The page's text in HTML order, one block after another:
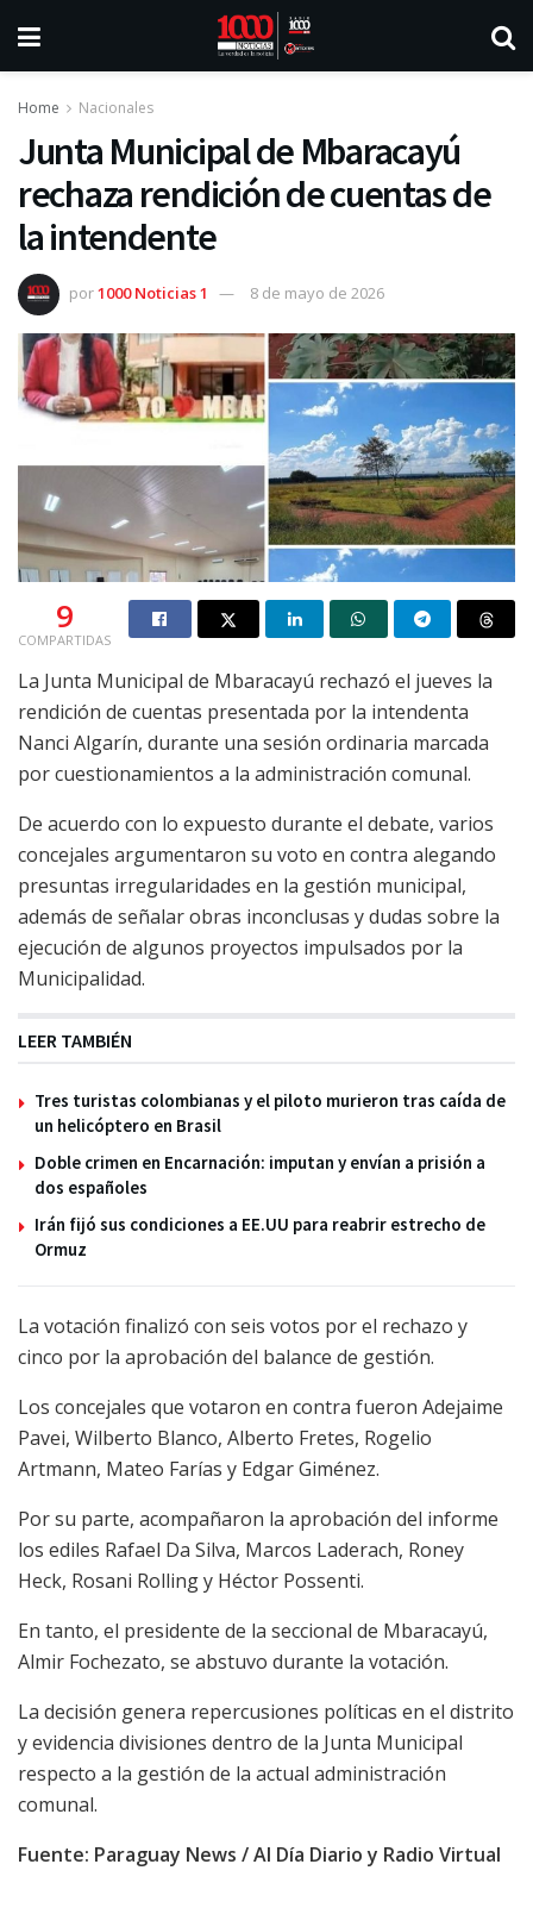
Home Nacionales
Junta Municipal de Mbaracayú
rechaza rendición de cuentas de
la intendente
por1000 Noticias 1 8 de mayo de 2026
9
COMPARTIDAS
La Junta Municipal de Mbaracayú rechazó el jueves la
rendición de cuentas presentada por la intendenta
Nanci Algarín, durante una sesión ordinaria marcada
por cuestionamientos a la administración comunal.
De acuerdo con lo expuesto durante el debate, varios
concejales argumentaron su voto en contra alegando
presuntas irregularidades en la gestión municipal,
además de señalar obras inconclusas y dudas sobre la
ejecución de algunos proyectos impulsados por la
Municipalidad.
LEER TAMBIÉN
Tres turistas colombianas y el piloto murieron tras caída de
un helicóptero en Brasil
Doble crimen en Encarnación: imputan y envían a prisión a
dos españoles
Irán fijó sus condiciones a EE.UU para reabrir estrecho de
Ormuz
La votación finalizó con seis votos por el rechazo y
cinco por la aprobación del balance de gestión.
Los concejales que votaron en contra fueron Adejaime
Pavei, Wilberto Blanco, Alberto Fretes, Rogelio
Artmann, Mateo Farías y Edgar Giménez.
Por su parte, acompañaron la aprobación del informe
los ediles Rafael Da Silva, Marcos Laderach, Roney
Heck, Rosani Rolling y Héctor Possenti.
En tanto, el presidente de la seccional de Mbaracayú,
Almir Fochezato, se abstuvo durante la votación.
La decisión genera repercusiones políticas en el distrito
y evidencia divisiones dentro de la Junta Municipal
respecto a la gestión de la actual administración
comunal.
Fuente: Paraguay News / Al Día Diario y Radio Virtual